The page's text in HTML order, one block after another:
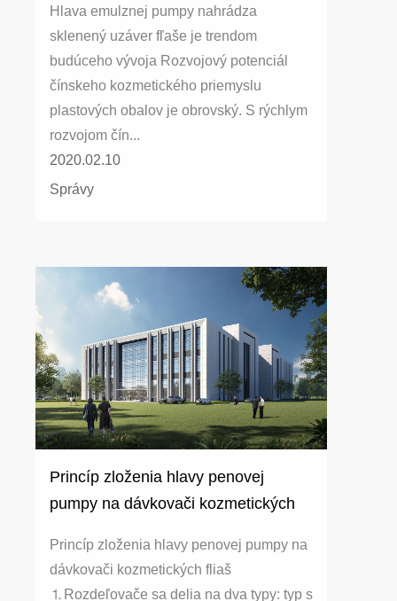
Hlava emulznej pumpy nahrádza
sklenený uzáver fľaše je trendom
budúceho vývoja Rozvojový potenciál
čínskeho kozmetického priemyslu
plastových obalov je obrovský. S rýchlym
rozvojom čín...
2020.02.10
Správy
Princíp zloženia hlavy penovej
pumpy na dávkovači kozmetických
Princíp zloženia hlavy penovej pumpy na
dávkovači kozmetických fliaš
⒈Rozdeľovače sa delia na dva typy: typ s